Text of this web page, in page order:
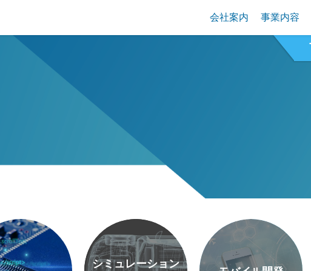
会社案内 事業内容
シミュレーション